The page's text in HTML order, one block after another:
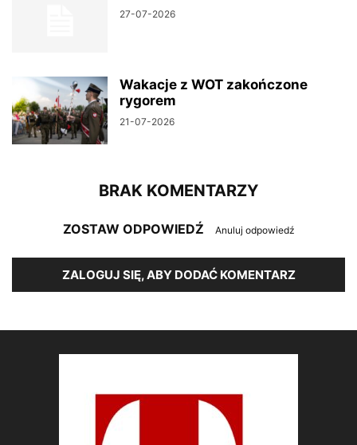
27-07-2026
Wakacje z WOT zakończone
rygorem
21-07-2026
BRAK KOMENTARZY
ZOSTAW ODPOWIEDŹ Anuluj odpowiedź
ZALOGUJ SIĘ, ABY DODAĆ KOMENTARZ